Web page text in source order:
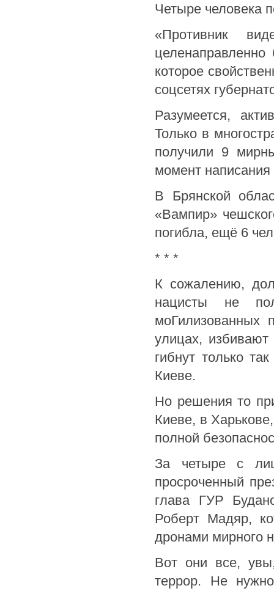
Четыре человека
«Противник
которое
соцсетях
Разумеется,
Только в
получили 9
момент написания
В Брянской
«Вампир»
погибла, ещё 6
* * *
К сожалению,
нацисты не
моГилизованных
улицах,
гибнут только
Киеве.
Но решения то
Киеве, в
полной
За четыре с
просроченный
глава ГУР
Роберт Мадяр,
дронами мирного
Вот они все,
террор. Не